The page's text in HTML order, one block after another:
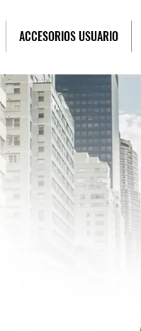
ACCESORIOS USUARIO